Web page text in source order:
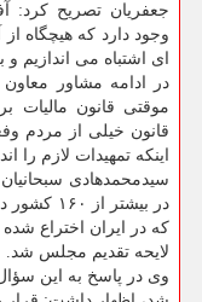
جعفریان تصریح كرد:
وجود دارد كه هیچگاه
ای اشتباه می اندازیم
در ادامه مشاور
موقتی قانون مالیات
قانون خیلی از مردم
اینكه تمهیدات لازم را
سیدمحمدهادی
در بیشتر
كه در ایران اختراع
لایحه تقدیم مجلس شد.
وی در پاسخ به این